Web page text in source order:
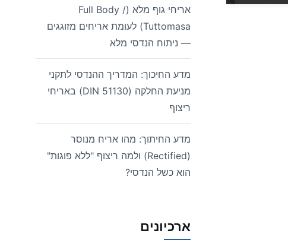
אריחי גוף מלא (Full Body /
Tuttomasa) לעומת אריחים מזוגגים
— ניתוח הנדסי מלא
מדע החיכוך: המדריך ההנדסי לתקני
מניעת החלקה (DIN 51130) באריחי
ריצוף
מדע החיתוך: מהו אריח מנוסר
(Rectified) ולמה ריצוף "ללא פוגות"
הוא כשל הנדסי?
ארכיונים